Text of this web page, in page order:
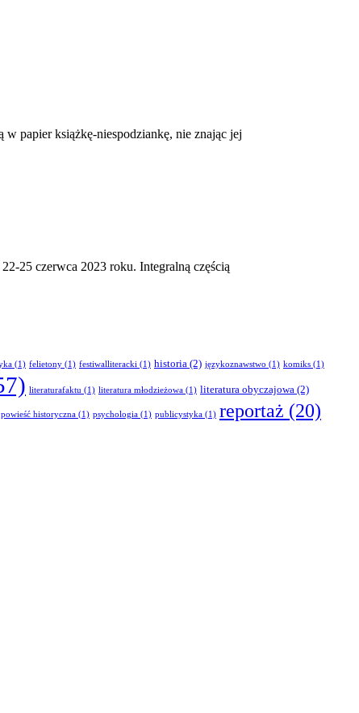
papier książkę-niespodziankę, nie znając jej
25 czerwca 2023 roku. Integralną częścią
(1) felietony (1) festiwalliteracki (1) historia (2) językoznawstwo (1) komiks (1)
literaturafaktu (1) literatura młodzieżowa (1) literatura obyczajowa (2)
powieść historyczna (1) psychologia (1) publicystyka (1) reportaż (20)